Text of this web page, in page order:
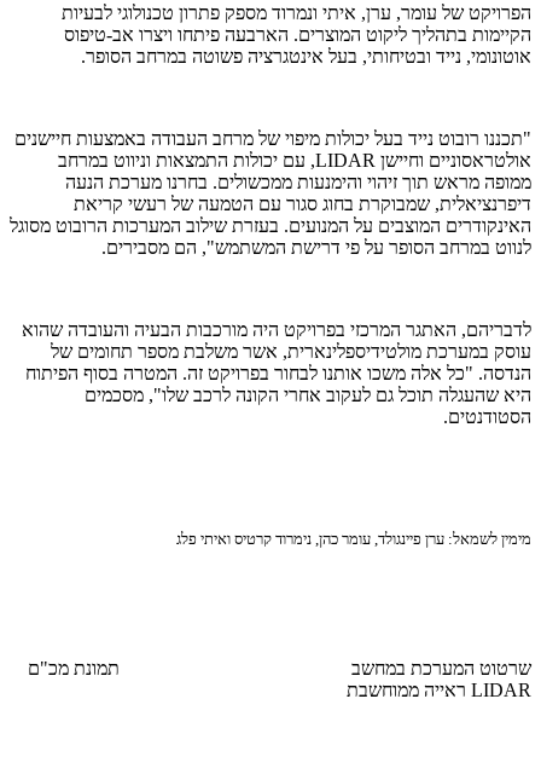
הפרויקט של עומר, ערן, איתי ונמרוד מספק פתרון טכנולוגי לבעיות
הקיימות בתהליך ליקוט המוצרים. הארבעה פיתחו ויצרו אב-טיפוס
אוטונומי, נייד ובטיחותי, בעל אינטגרציה פשוטה במרחב הסופר.
"תכננו רובוט נייד בעל יכולות מיפוי של מרחב העבודה באמצעות חיישנים
אולטראסוניים וחיישן LIDAR, עם יכולות התמצאות וניווט במרחב
ממופה מראש תוך זיהוי והימנעות ממכשולים. בחרנו מערכת הנעה
דיפרנציאלית, שמבוקרת בחוג סגור עם הטמעה של רעשי קריאת
האינקודרים המוצבים על המנועים. בעזרת שילוב המערכות הרובוט מסוגל
לנווט במרחב הסופר על פי דרישת המשתמש", הם מסבירים.
לדבריהם, האתגר המרכזי בפרויקט היה מורכבות הבעיה והעובדה שהוא
עוסק במערכת מולטידיספלינארית, אשר משלבת מספר תחומים של
הנדסה. "כל אלה משכו אותנו לבחור בפרויקט זה. המטרה בסוף הפיתוח
היא שהעגלה תוכל גם לעקוב אחרי הקונה לרכב שלו", מסכמים
הסטודנטים.
מימין לשמאל: ערן פיינגולד, עומר כהן, נימרוד קרטיס ואיתי פלג
שרטוט המערכת במחשב תמונת מכ"ם
LIDAR ראייה ממוחשבת